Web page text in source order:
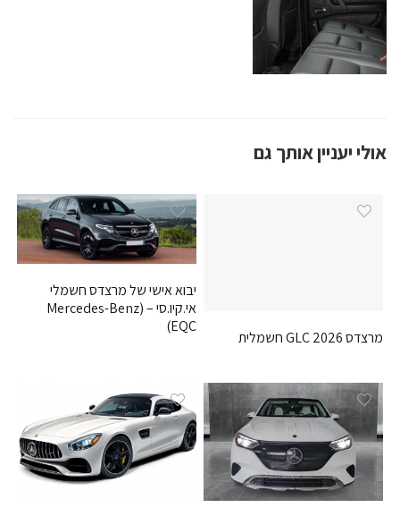
אולי יעניין אותך גם
מרצדס GLC 2026 חשמלית
יבוא אישי של מרצדס חשמלי
אי.קיו.סי – (Mercedes-Benz
EQC)